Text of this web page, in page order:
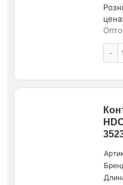
цена:
-